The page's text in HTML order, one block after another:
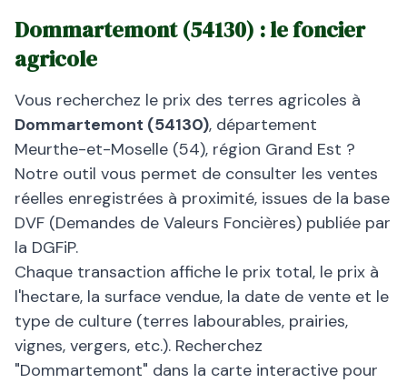
Dommartemont(54130) : le foncier
agricole
Vous recherchez le prix des terres agricoles à
Dommartemont (54130), département
Meurthe-et-Moselle (54), région Grand Est ?
Notre outil vous permet de consulter les ventes
réelles enregistrées à proximité, issues de la base
DVF (Demandes de Valeurs Foncières) publiée par
la DGFiP.
Chaque transaction affiche le prix total, le prix à
l'hectare, la surface vendue, la date de vente et le
type de culture (terres labourables, prairies,
vignes, vergers, etc.). Recherchez
"Dommartemont" dans la carte interactive pour